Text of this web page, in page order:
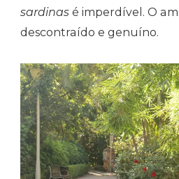
sardinas é imperdível. O
descontraído e genuíno.